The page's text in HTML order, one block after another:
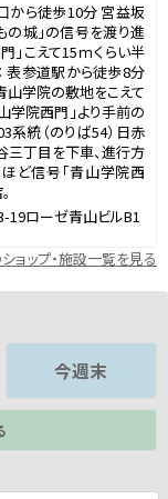
から徒歩10分 宮益坂
の城」の信号を渡り進
」こえて15ｍくらい半
表参道駅から徒歩8分
山学院の敷地をこえて
学院西門」より手前の
系統（のりば54）日赤
三丁目を下車、進行方
ど信号「青山学院西
19ローゼ青山ビルB1
ョップ・施設一覧を見る
今週末